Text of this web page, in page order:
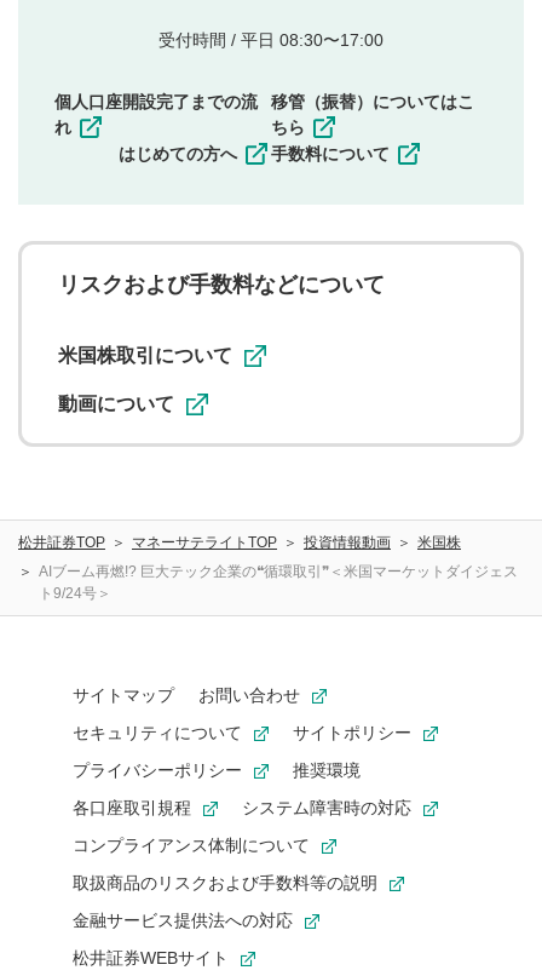
他者の権利（商標、著作権、その他の知的財産
その他当社が不適切と判断した投稿
一度投稿した評価およびコメントの変更・削除はできま
に関する著作者人格権を行使しないことに同意します。利
用者が投稿したコメントは、当社サービスの広告・宣伝、
ることがあります。
受付時間 / 平日 08:30〜17:00
個人口座開設完了までの流
れ
はじめての方へ
移管（振替）についてはこ
ちら
手数料について
リスクおよび手数料などについて
米国株取引について
動画について
松井証券TOP マネーサテライトTOP 投資情報動画
米国株
AIブーム再燃!? 巨大テック企業の❝循環取引❞＜米国マーケットダイジェス
ト9/24号＞
サイトマップ
お問い合わせ
セキュリティについて
サイトポリシー
プライバシーポリシー
推奨環境
各口座取引規程
システム障害時の対応
コンプライアンス体制について
取扱商品のリスクおよび手数料等の説明
金融サービス提供法への対応
松井証券WEBサイト